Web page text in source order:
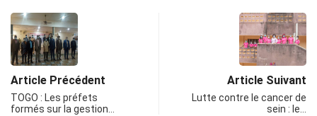
Article Précédent
TOGO : Les préfets
formés sur la gestion…
Article Suivant
Lutte contre le cancer de
sein : le…